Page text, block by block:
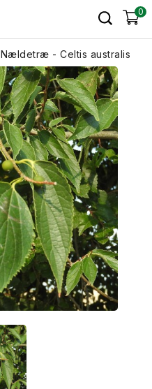
0
Nældetræ - Celtis australis